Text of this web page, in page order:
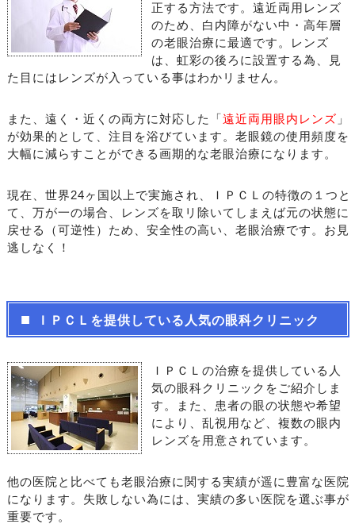
正する方法です。遠近両用レンズ
のため、白内障がない中・高年層
の老眼治療に最適です。レンズ
は、虹彩の後ろに設置する為、見
た目にはレンズが入っている事はわかリません。
また、遠く・近くの両方に対応した「遠近両用眼内レンズ 」
が効果的として、注目を浴びています。老眼鏡の使用頻度を
大幅に減らすことができる画期的な老眼治療になります。
現在、世界24ヶ国以上で実施され、ＩＰＣＬの特徴の１つと
て、万が一の場合、レンズを取リ除いてしまえば元の状態に
戻せる（可逆性）ため、安全性の高い、老眼治療です。お見
逃しなく！
ＩＰＣＬを提供している人気の眼科クリニック
ＩＰＣＬの治療を提供している人
気の眼科クリニックをご紹介しま
す。また、患者の眼の状態や希望
により、乱視用など、複数の眼内
レンズを用意されています。
他の医院と比べても老眼治療に関する実績が遥に豊富な医院
になります。失敗しない為には、実績の多い医院を選ぶ事が
重要です。